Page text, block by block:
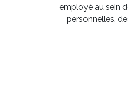
employé au sein
personnelles,